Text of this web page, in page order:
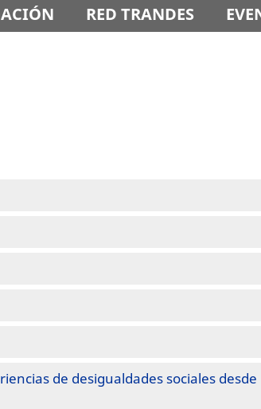
RED TRANDES
de desigualdades sociales desde